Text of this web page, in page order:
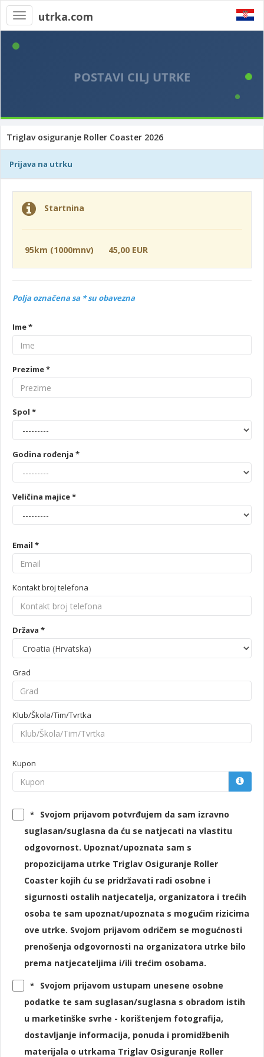
Toggle
navigation
utrka.com
Triglav osiguranje Roller Coaster 2026
Prijava na utrku
Startnina
95km (1000mnv) 45,00 EUR
Polja označena sa * su obavezna
Ime *
Prezime *
Spol *
Godina rođenja *
Veličina majice *
Email *
Kontakt broj telefona
Država *
Grad
Klub/Škola/Tim/Tvrtka
Kupon
*
Svojom prijavom potvrđujem da sam izravno
suglasan/suglasna da ću se natjecati na vlastitu
odgovornost. Upoznat/upoznata sam s
propozicijama utrke Triglav Osiguranje Roller
Coaster kojih ću se pridržavati radi osobne i
sigurnosti ostalih natjecatelja, organizatora i trećih
osoba te sam upoznat/upoznata s mogućim rizicima
ove utrke. Svojom prijavom odričem se mogućnosti
prenošenja odgovornosti na organizatora utrke bilo
prema natjecateljima i/ili trećim osobama.
*
Svojom prijavom ustupam unesene osobne
podatke te sam suglasan/suglasna s obradom istih
u marketinške svrhe - korištenjem fotografija,
dostavljanje informacija, ponuda i promidžbenih
materijala o utrkama Triglav Osiguranje Roller